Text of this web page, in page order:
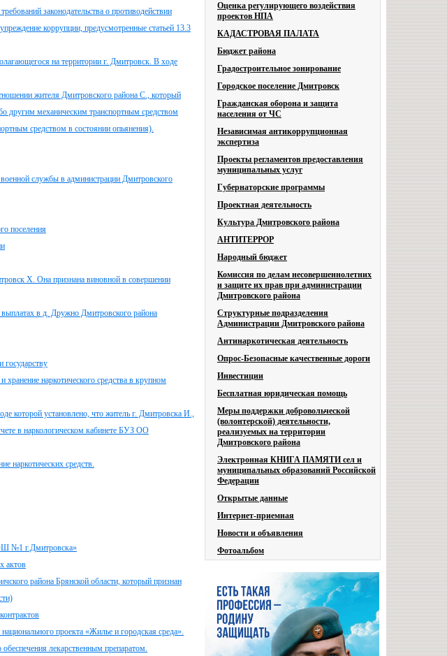
законодательства о противодействии
коррупции, предусмотренные статьей 13.3
на территории г. Дмитровск. В ходе
жителя Дмитровского района С., который
другим механическим транспортным средством
средством в состоянии опьянения).
военной службы в администрации Дмитровского
поселения
Х. Она признана виновной в совершении
выплатах в д. Дружно Дмитровского района
государству
наркотического средства в крупном
которой установлено, что житель г. Дмитровска И.,
в наркологическом кабинете БУЗ ОО
наркотических средств.
№1 г.Дмитровска»
актов
района Брянской области, который признан
проекта «Жилье и городская среда».
лекарственным препаратом.
Оценка регулирующего воздействия
проектов НПА
КАДАСТРОВАЯ ПАЛАТА
Бюджет района
Градостроительное зонирование
Городское поселение Дмитровск
Гражданская оборона и защита
населения от ЧС
Независимая антикоррупционная
экспертиза
Проекты регламентов предоставления
муниципальных услуг
Губернаторские программы
Проектная деятельность
Культура Дмитровского района
АНТИТЕРРОР
Народный бюджет
Комиссия по делам несовершеннолетних
и защите их прав при администрации
Дмитровского района
Структурные подразделения
Администрации Дмитровского района
Антинаркотическая деятельность
Опрос-Безопасные качественные дороги
Инвестиции
Бесплатная юридическая помощь
Меры поддержки добровольческой
(волонтерской) деятельности,
реализуемых на территории
Дмитровского района
Электронная КНИГА ПАМЯТИ сел и
муниципальных образований Российской
Федерации
Открытые данные
Интернет-приемная
Новости и объявления
Фотоальбом